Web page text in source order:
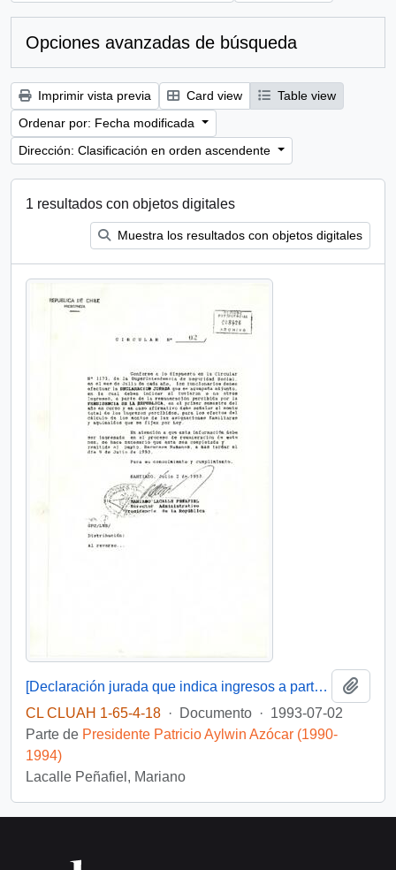
Opciones avanzadas de búsqueda
Imprimir vista previa Card view
Table view
Ordenar por: Fecha modificada
Dirección: Clasificación en orden ascendente
1 resultados con objetos digitales
Muestra los resultados con objetos digitales
[Declaración jurada que indica ingresos a parte de la remuneración percibida por la presidencia de la república]
CL CLUAH 1-65-4-18 · Documento · 1993-07-02
Parte de Presidente Patricio Aylwin Azócar (1990-
1994)
Lacalle Peñafiel, Mariano